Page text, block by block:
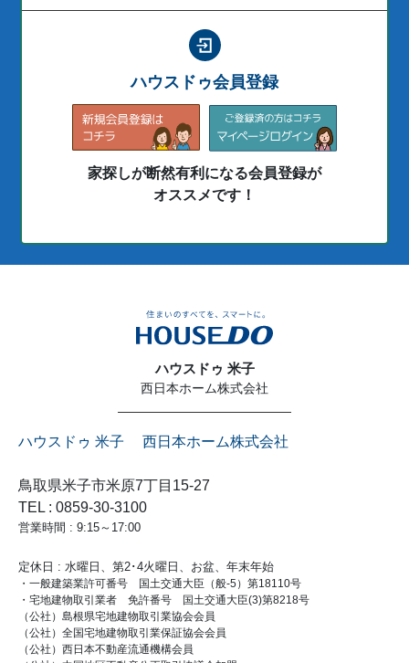
ハウスドゥ会員登録
家探しが断然有利になる会員登録が
オススメです！
ハウスドゥ 米子
西日本ホーム株式会社
ハウスドゥ 米子 西日本ホーム株式会社
鳥取県米子市米原7丁目15-27
TEL : 0859-30-3100
営業時間 : 9:15～17:00
定休日 : 水曜日、第2･4火曜日、お盆、年末年始
・一般建築業許可番号 国土交通大臣（般-5）第18110号
・宅地建物取引業者 免許番号 国土交通大臣(3)第8218号
（公社）島根県宅地建物取引業協会会員
（公社）全国宅地建物取引業保証協会会員
（公社）西日本不動産流通機構会員